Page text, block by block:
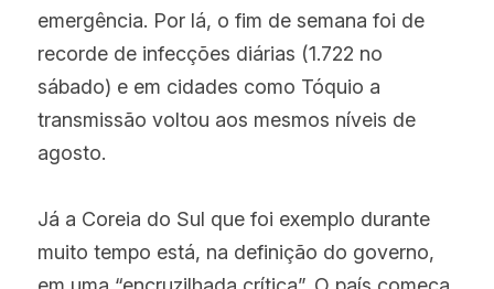
emergência. Por lá, o fim de semana foi de
recorde de infecções diárias (1.722 no
sábado) e em cidades como Tóquio a
transmissão voltou aos mesmos níveis de
agosto.
Já a Coreia do Sul que foi exemplo durante
muito tempo está, na definição do governo,